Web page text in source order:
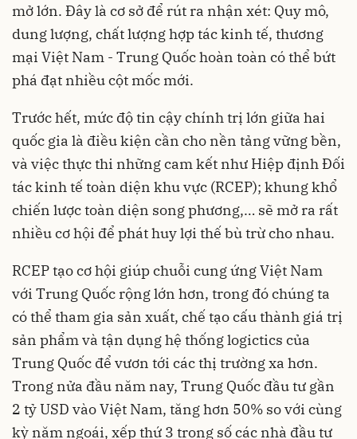
mở lớn. Đây là cơ sở để rút ra nhận xét: Quy mô,
dung lượng, chất lượng hợp tác kinh tế, thương
mại Việt Nam - Trung Quốc hoàn toàn có thể bứt
phá đạt nhiều cột mốc mới.
Trước hết, mức độ tin cậy chính trị lớn giữa hai
quốc gia là điều kiện cần cho nền tảng vững bền,
và việc thực thi những cam kết như Hiệp định Đối
tác kinh tế toàn diện khu vực (RCEP); khung khổ
chiến lược toàn diện song phương,… sẽ mở ra rất
nhiều cơ hội để phát huy lợi thế bù trừ cho nhau.
RCEP tạo cơ hội giúp chuỗi cung ứng Việt Nam
với Trung Quốc rộng lớn hơn, trong đó chúng ta
có thể tham gia sản xuất, chế tạo cấu thành giá trị
sản phẩm và tận dụng hệ thống logictics của
Trung Quốc để vươn tới các thị trường xa hơn.
Trong nửa đầu năm nay, Trung Quốc đầu tư gần
2 tỷ USD vào Việt Nam, tăng hơn 50% so với cùng
kỳ năm ngoái, xếp thứ 3 trong số các nhà đầu tư